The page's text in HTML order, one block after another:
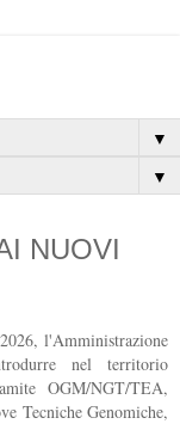
▼
▼
NUOVI
l'Amministrazione
nel territorio
OGM/NGT/TEA,
Tecniche Genomiche,